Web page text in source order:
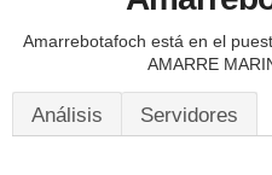
Amarrebotafoch está en el
AMARRE
Análisis Servidores